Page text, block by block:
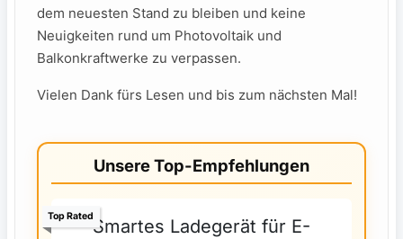
dem neuesten Stand ⁣zu​ bleiben und keine
Neuigkeiten rund um Photovoltaik und
⁢Balkonkraftwerke zu ⁤verpassen.
Vielen Dank ⁢fürs Lesen⁤ und bis zum nächsten Mal!
Unsere Top-Empfehlungen
Smartes Ladegerät für E-
Top Rated